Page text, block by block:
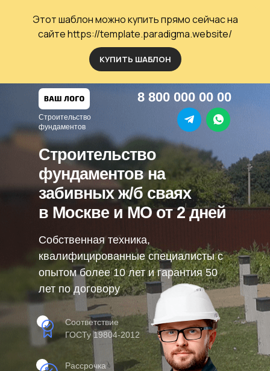
Этот шаблон можно купить прямо сейчасна
сайтеhttps://template.paradigma.website/
КУПИТЬ ШАБЛОН
Собственная техника,
квалифицированные специалисты с
опытом более 10 лет и гарантия 50
лет по договору
Строительство
фундаментов на
забивных ж/б сваях
в Москве и МО от 2 дней
Строительство
фундаментов
8 800 000 00 00
Соответствие
ГОСТу 19804-2012
Рассрочка